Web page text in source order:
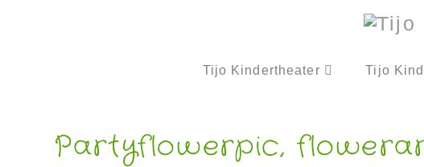
Tijo Kindertheater Tijo
Partyflowerpic,